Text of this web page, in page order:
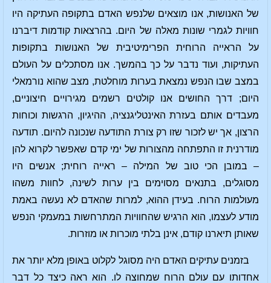
של האנושות, אנו מוצאים שלנפש האדם בתקופה העתיקה היו
חוויות לגמרי שונות מאלה של היום. בהרצאות קודמות דיברנו
על הראייה הרוחית הפרימיטיבית של האנושות בתקופות
העתיקות, ועוד נדבר על כך בהמשך. אנו מסתכלים על העולם
במצב שבו הנפש נמצאת בערות מוחלטת, מצב שהוא נורמאלי
היום; דרך החושים אנו קולטים רשמים מגירויים חיצוניים,
מעבדים אותם בעזרת האינטליגנציה, ההיגיון, הרגשות וכוחות
הרצון, אך יש לזכור שזו רק צורת התודעה שנכונה להיום. תודעה
מודרנית זו התפתחה מהצורות של ימי קדם שאפשר לקרוא להן
– במובן הכי טוב של המילה – ראייה רוחית; אנשים היו
מסוגלים, בתנאים מסוימים בין ערות לשינה, לחוות משהו
מעולמות הרוח. בעידן ההוא, למרות שהאדם לא נעשה באמת
מודע לעצמו, הוא הרגיש שהחוויות המתרחשות במעמקי הנפש
שאותן תיארנו קודם, אינן בלתי מוכרות או מוזרות.
בזמנים עתיקים האדם היה מסוגל לקלוט באופן מלא יותר את
אחדותו עם עולם הרוח שמחוצה לו. הוא ראה כיצד כל דבר